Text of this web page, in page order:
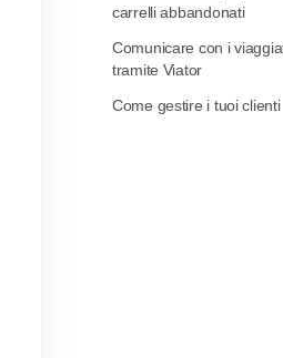
carrelli abbandonati
Comunicare con i
tramite Viator
Come gestire i tuoi clienti